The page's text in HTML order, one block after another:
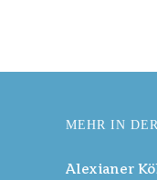
MEHR IN
Alexianer